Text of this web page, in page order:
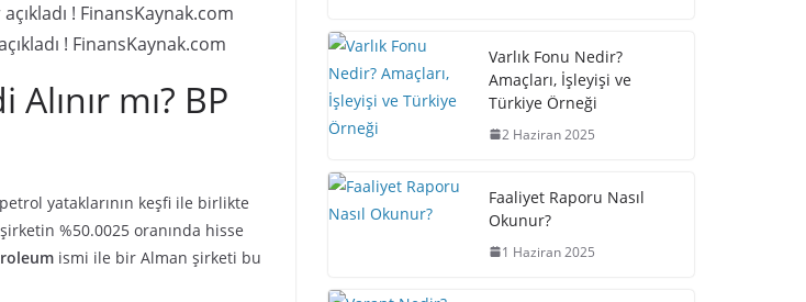
! FinansKaynak.com
mı? BP
yataklarının keşfi ile birlikte
%50.0025 oranında hisse
ismi ile bir Alman şirketi bu
Varlık Fonu Nedir?
Amaçları, İşleyişi ve
Türkiye Örneği
2 Haziran 2025
Faaliyet Raporu Nasıl
Okunur?
1 Haziran 2025